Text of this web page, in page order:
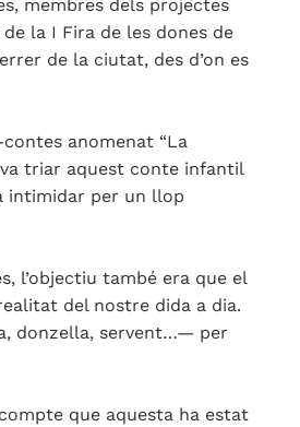
membres dels projectes
la I Fira de les dones de
de la ciutat, des d’on es
anomenat “La
triar aquest conte infantil
intimidar per un llop
l’objectiu també era que el
del nostre dida a dia.
donzella, servent…— per
que aquesta ha estat